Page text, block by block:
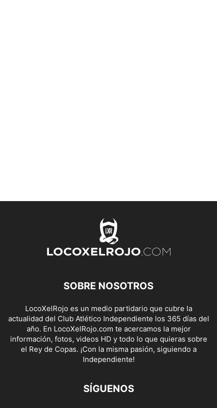
SOBRE NOSOTROS
LocoXelRojo es un medio partidario que cubre la
actualidad del Club Atlético Independiente los 365 días del
año. En LocoXelRojo.com te acercamos la mejor
información, fotos, videos HD y todo lo que quieras sobre
el Rey de Copas. ¡Con la misma pasión, siguiendo a
Independiente!
SÍGUENOS